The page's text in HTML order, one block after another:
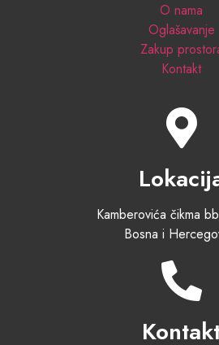
O nama
Oglašavanje
Zakup
Kontakt
Kamberovića čikma
Bosna i